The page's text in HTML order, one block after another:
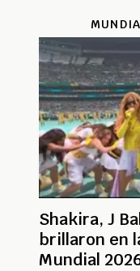
Shakira, J
brillaron en
Mundial